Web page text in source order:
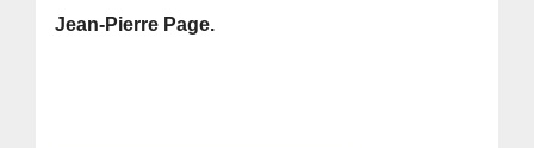
Jean-Pierre Page.